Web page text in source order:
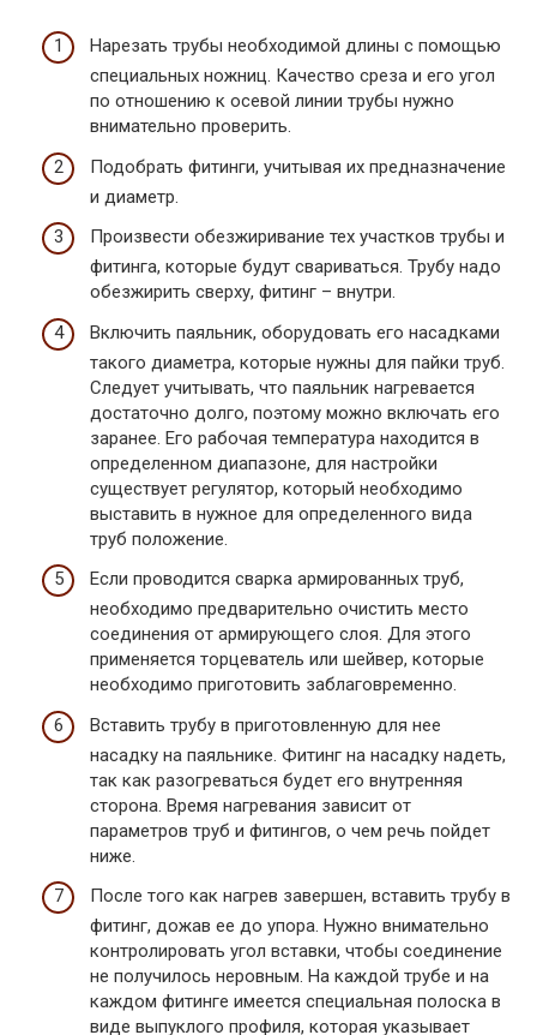
Нарезать трубы необходимой длины с помощью
специальных ножниц. Качество среза и его угол
по отношению к осевой линии трубы нужно
внимательно проверить.
Подобрать фитинги, учитывая их предназначение
и диаметр.
Произвести обезжиривание тех участков трубы и
фитинга, которые будут свариваться. Трубу надо
обезжирить сверху, фитинг – внутри.
Включить паяльник, оборудовать его насадками
такого диаметра, которые нужны для пайки труб.
Следует учитывать, что паяльник нагревается
достаточно долго, поэтому можно включать его
заранее. Его рабочая температура находится в
определенном диапазоне, для настройки
существует регулятор, который необходимо
выставить в нужное для определенного вида
труб положение.
Если проводится сварка армированных труб,
необходимо предварительно очистить место
соединения от армирующего слоя. Для этого
применяется торцеватель или шейвер, которые
необходимо приготовить заблаговременно.
Вставить трубу в приготовленную для нее
насадку на паяльнике. Фитинг на насадку надеть,
так как разогреваться будет его внутренняя
сторона. Время нагревания зависит от
параметров труб и фитингов, о чем речь пойдет
ниже.
После того как нагрев завершен, вставить трубу в
фитинг, дожав ее до упора. Нужно внимательно
контролировать угол вставки, чтобы соединение
не получилось неровным. На каждой трубе и на
каждом фитинге имеется специальная полоска в
виде выпуклого профиля, которая указывает